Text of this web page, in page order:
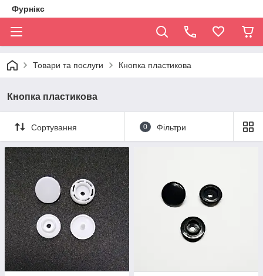
Фурнікс
Товари та послуги Кнопка пластикова
Кнопка пластикова
Сортування 0 Фільтри